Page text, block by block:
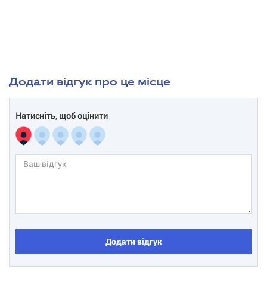
Додати відгук про це місце
Натисніть, щоб оцінити
Додати відгук